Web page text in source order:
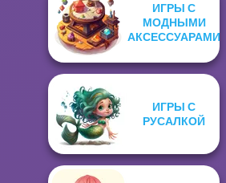
ИГРЫ С
МОДНЫМИ
АКСЕССУАРАМИ
ИГРЫ С
РУСАЛКОЙ